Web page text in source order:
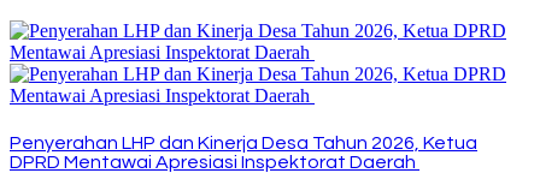
Penyerahan LHP dan Kinerja Desa Tahun 2026, Ketua
DPRD Mentawai Apresiasi Inspektorat Daerah